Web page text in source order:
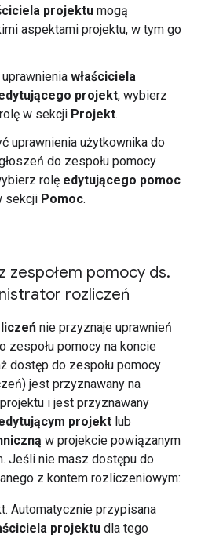
projektu mogą
aspektami projektu, w tym go
właściciela
projekt, wybierz
w sekcji Projekt.
uprawnienia użytkownika do
do zespołu pomocy
rolę edytującego pomoc
sekcji Pomoc.
zespołem pomocy ds.
rozliczeń
nie przyznaje uprawnień
zespołu pomocy na koncie
dostęp do zespołu pomocy
jest przyznawany na
i jest przyznawany
projekt lub
w projekcie powiązanym
Jeśli nie masz dostępu do
z kontem rozliczeniowym:
Automatycznie przypisana
projektu dla tego